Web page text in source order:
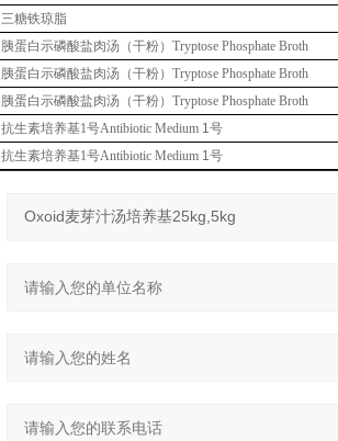
三糖铁琼脂
胰蛋白示磷酸盐肉汤（干粉） Tryptose Phosphate Broth
胰蛋白示磷酸盐肉汤（干粉） Tryptose Phosphate Broth
胰蛋白示磷酸盐肉汤（干粉） Tryptose Phosphate Broth
抗生素培养基1号Antibiotic Medium 1号
抗生素培养基1号Antibiotic Medium 1号